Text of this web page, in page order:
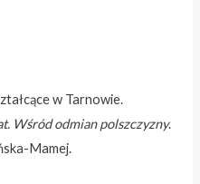
w Tarnowie.
Wśród odmian polszczyzny.
Mamej.